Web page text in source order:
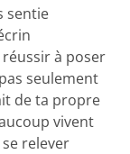
sentie
à poser
seulement
de ta propre
vivent
relever